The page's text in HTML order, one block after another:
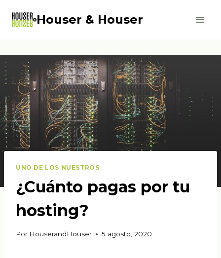
Houser & Houser
UNO DE LOS NUESTROS
¿Cuánto pagas por tu
hosting?
Por HouserandHouser 5 agosto, 2020